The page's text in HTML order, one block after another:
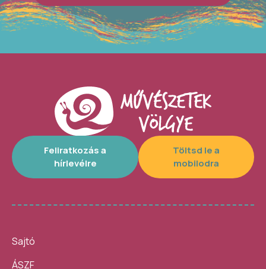
Feliratkozás a
hírlevélre
Töltsd le a
mobilodra
Sajtó
ÁSZF